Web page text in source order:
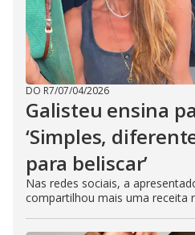
DO R7/07/04/2026
Galisteu ensina
‘Simples,
para beliscar’
Nas redes sociais, a
compartilhou mais uma receita